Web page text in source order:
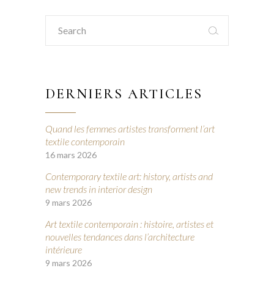
Search
for:
DERNIERS ARTICLES
Quand les femmes artistes transforment l’art
textile contemporain
16 mars 2026
Contemporary textile art: history, artists and
new trends in interior design
9 mars 2026
Art textile contemporain : histoire, artistes et
nouvelles tendances dans l’architecture
intérieure
9 mars 2026